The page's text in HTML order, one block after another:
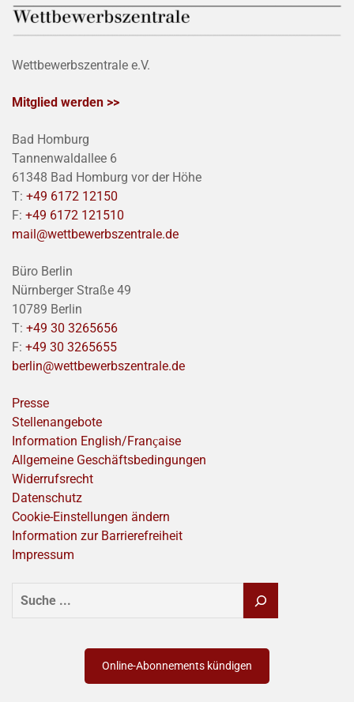
Wettbewerbszentrale e.V.
Mitglied werden >>
Bad Homburg
Tannenwaldallee 6
61348 Bad Homburg vor der Höhe
T: +49 6172 12150
F: +49 6172 121510
mail@wettbewerbszentrale.de
Büro Berlin
Nürnberger Straße 49
10789 Berlin
T: +49 30 3265656
F: +49 30 3265655
berlin@wettbewerbszentrale.de
Presse
Stellenangebote
Information English/Franҫaise
Allgemeine Geschäftsbedingungen
Widerrufsrecht
Datenschutz
Cookie-Einstellungen ändern
Information zur Barrierefreiheit
Impressum
SUCHEN
Online-Abonnements kündigen